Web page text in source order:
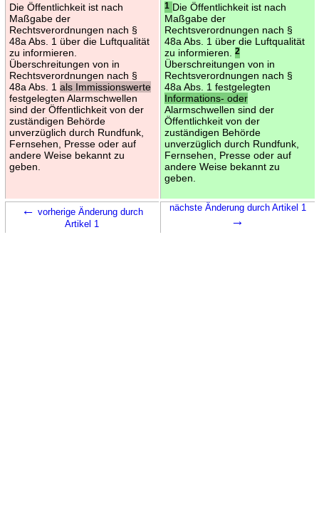
Die Öffentlichkeit ist nach
Maßgabe der
Rechtsverordnungen nach §
48a Abs. 1 über die Luftqualität
zu informieren.
Überschreitungen von in
Rechtsverordnungen nach §
48a Abs. 1 als Immissionswerte
festgelegten Alarmschwellen
sind der Öffentlichkeit von der
zuständigen Behörde
unverzüglich durch Rundfunk,
Fernsehen, Presse oder auf
andere Weise bekannt zu
geben.
1 Die Öffentlichkeit ist nach
Maßgabe der
Rechtsverordnungen nach §
48a Abs. 1 über die Luftqualität
zu informieren.
2
Überschreitungen von in
Rechtsverordnungen nach §
48a Abs. 1 festgelegten
Informations- oder
Alarmschwellen sind der
Öffentlichkeit von der
zuständigen Behörde
unverzüglich durch Rundfunk,
Fernsehen, Presse oder auf
andere Weise bekannt zu
geben.
← vorherige Änderung durch
Artikel 1
nächste Änderung durch Artikel 1
→